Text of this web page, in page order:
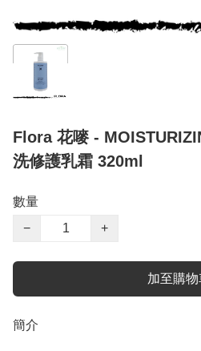
Flora 花嘜 -
洗修護乳霜 320ml
數量
−
+
加至購物
簡介